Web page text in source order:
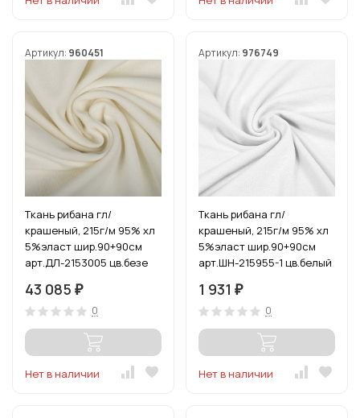
Артикул: 960451
Ткань рибана гл/
крашеный, 215г/м 95% хл
5%эласт шир.90+90см
арт.ДЛ-2153005 цв.безе
43 085 ₽
0
Нет в наличии
Артикул: 976749
Ткань рибана гл/
крашеный, 215г/м 95% хл
5%эласт шир.90+90см
арт.ШН-215955-1 цв.белый
1 931 ₽
0
Нет в наличии